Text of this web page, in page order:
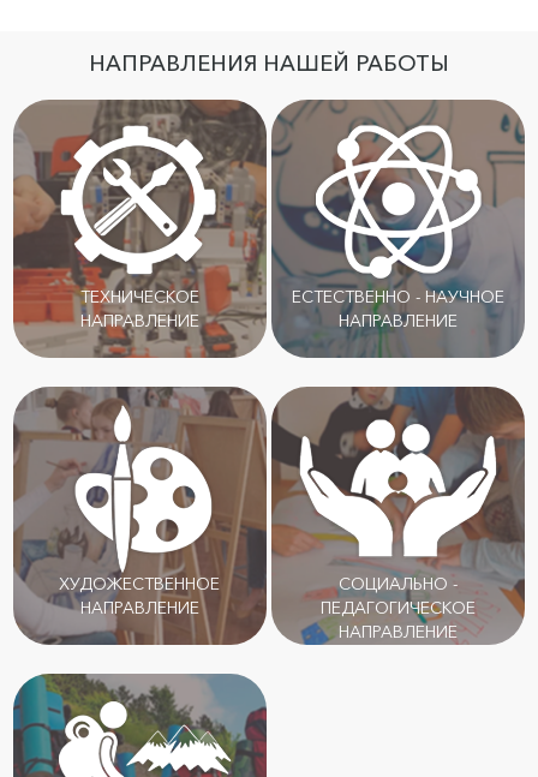
НАПРАВЛЕНИЯ НАШЕЙ РАБОТЫ
ТЕХНИЧЕСКОЕ
НАПРАВЛЕНИЕ
ЕСТЕСТВЕННО - НАУЧНОЕ
НАПРАВЛЕНИЕ
ХУДОЖЕСТВЕННОЕ
НАПРАВЛЕНИЕ
СОЦИАЛЬНО -
ПЕДАГОГИЧЕСКОЕ
НАПРАВЛЕНИЕ